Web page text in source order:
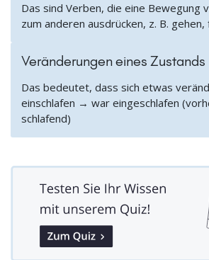
Das sind Verben, die eine Bewegung
zum anderen ausdrücken, z. B. gehen,
Veränderungen eines Zustands
Das bedeutet, dass sich etwas
einschlafen → war eingeschlafen
schlafend)